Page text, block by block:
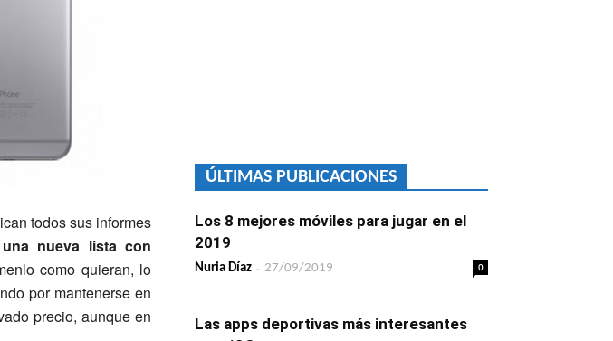
todos sus informes
una nueva lista con
como quieran, lo
por mantenerse en
precio, aunque en
ÚLTIMAS PUBLICACIONES
Los 8 mejores móviles para jugar en el
2019
Nuria Díaz - 27/09/2019 0
Las apps deportivas más interesantes